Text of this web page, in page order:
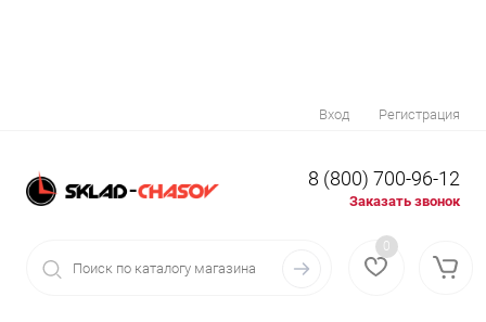
Вход Регистрация
8 (800) 700-96-12
Заказать звонок
0